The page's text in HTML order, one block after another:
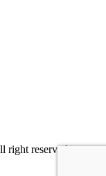
right reserved..